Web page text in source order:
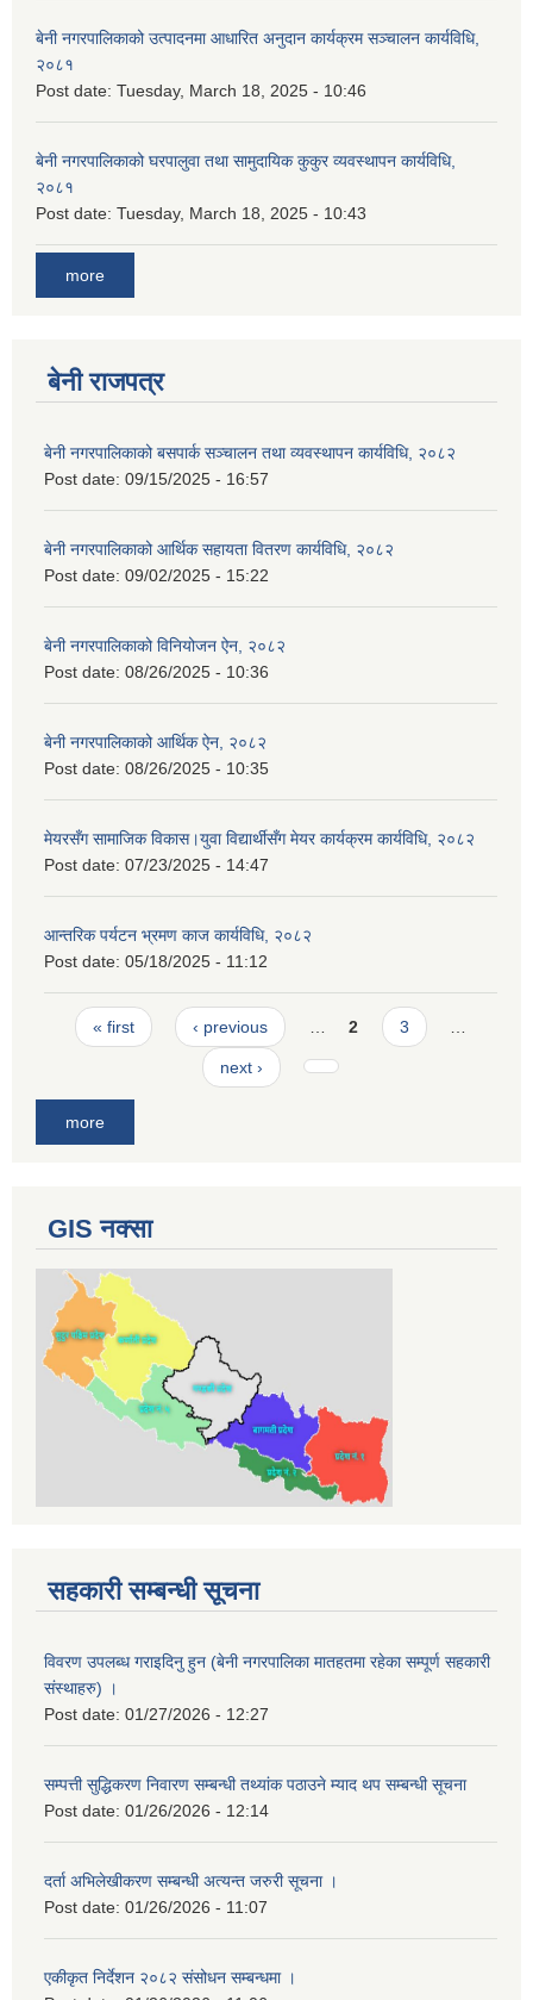
बेनी नगरपालिकाको उत्पादनमा आधारित अनुदान कार्यक्रम सञ्‍चालन कार्यविधि,
२०८१
Post date: Tuesday, March 18, 2025 - 10:46
बेनी नगरपालिकाको घरपालुवा तथा सामुदायिक कुकुर व्यवस्थापन कार्यविधि,
२०८१
Post date: Tuesday, March 18, 2025 - 10:43
more
बेनी राजपत्र
बेनी नगरपालिकाको बसपार्क सञ्चालन तथा व्यवस्थापन कार्यविधि, २०८२
Post date: 09/15/2025 - 16:57
बेनी नगरपालिकाको आर्थिक सहायता वितरण कार्यविधि, २०८२
Post date: 09/02/2025 - 15:22
बेनी नगरपालिकाको विनियोजन ऐन, २०८२
Post date: 08/26/2025 - 10:36
बेनी नगरपालिकाको आर्थिक ऐन, २०८२
Post date: 08/26/2025 - 10:35
मेयरसँग सामाजिक विकास।युवा विद्यार्थीसँग मेयर कार्यक्रम कार्यविधि, २०८२
Post date: 07/23/2025 - 14:47
आन्तरिक पर्यटन भ्रमण काज कार्यविधि, २०८२
Post date: 05/18/2025 - 11:12
Pages
« first ‹ previous 2 3
next ›
more
GIS नक्सा
सहकारी सम्बन्धी सूचना
विवरण उपलब्ध गराइदिनु हुन (बेनी नगरपालिका मातहतमा रहेका सम्पूर्ण सहकारी
संस्थाहरु) ।
Post date: 01/27/2026 - 12:27
सम्पत्ती सुद्धिकरण निवारण सम्बन्धी तथ्यांक पठाउने म्याद थप सम्बन्धी सूचना
Post date: 01/26/2026 - 12:14
दर्ता अभिलेखीकरण सम्बन्धी अत्यन्‍त जरुरी सूचना ।
Post date: 01/26/2026 - 11:07
एकीकृत निर्देशन २०८२ संसोधन सम्बन्धमा ।